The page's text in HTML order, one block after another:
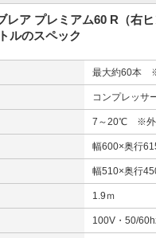
ア プレミアム60 R（右ヒ
ルのスペック
最大約60本 ※
コンプレッサ
7～20℃ ※外
幅600×奥行
幅510×奥行
1.9ｍ
100V・50/